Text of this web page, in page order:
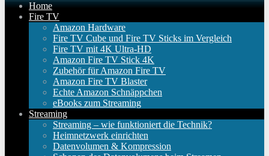
Home
Fire TV
Amazon Hardware
Fire TV Cube und Fire TV Sticks im Vergleich
Fire TV mit 4K Ultra-HD
Amazon Fire TV Stick 4K
Zubehör für Amazon Fire TV
Amazon Fire TV Blaster
Echte Amazon Schnäppchen
eBooks zum Streaming
Streaming
Streaming – wie funktioniert die Technik?
Heimnetzwerk einrichten
Datenvolumen & Kompression